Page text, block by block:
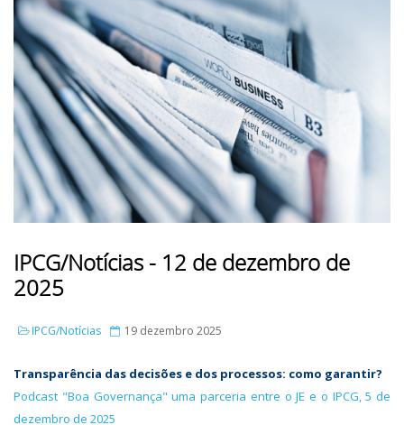
IPCG/Notícias - 12 de dezembro de
2025
IPCG/Notícias 19 dezembro 2025
Transparência das decisões e dos processos: como garantir?
Podcast "Boa Governança" uma parceria entre o JE e o IPCG, 5 de
dezembro de 2025